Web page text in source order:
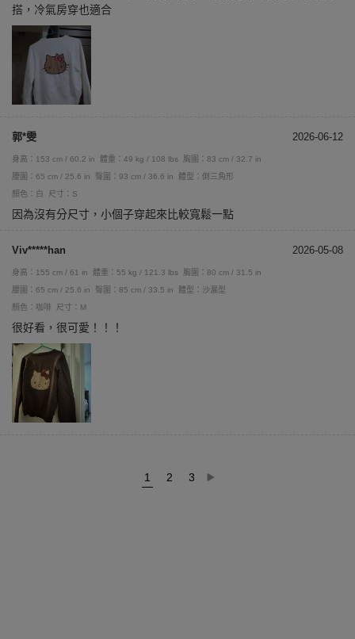
搭，冷氣房穿也適合
郭*雯 2026-06-12
身高：153 cm / 60.2 in 體重：49 kg / 108 lbs
胸圍：83 cm / 32.7 in
腰圍：65 cm / 25.6 in
臀圍：93 cm / 36.6 in
體型：倒三角形
顏色：白
尺寸：S
因為沒有分尺寸，小個子穿起來比較寬鬆一點
Viv*****han 2026-05-08
身高：155 cm / 61 in 體重：55 kg / 121.3 lbs
胸圍：80 cm / 31.5 in
腰圍：65 cm / 25.6 in
臀圍：85 cm / 33.5 in
體型：沙漏型
顏色：咖啡
尺寸：M
很好看，很可愛！！！
1 2 3